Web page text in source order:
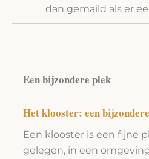
dan gemaild als er
Een bijzondere plek
Het klooster: een
Een klooster is een fijne
gelegen, in een